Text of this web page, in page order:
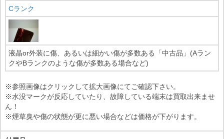
Cランク
液晶or外装に傷、あるいは細かい傷が多数ある「中古品」(Aラン
クやBランクのような傷が多数ある場合など)
※参照画像はクリックして拡大画像にてご確認下さい。
※水没マークが反応していたり、故障している端末は買取出来ませ
ん！
※煙草臭や傷の状態が更に悪い場合などは価格が下がります。